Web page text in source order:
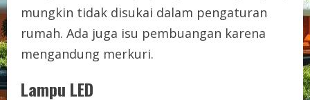
mungkin tidak disukai dalam pengaturan
rumah. Ada juga isu pembuangan karena
mengandung merkuri.
Lampu LED